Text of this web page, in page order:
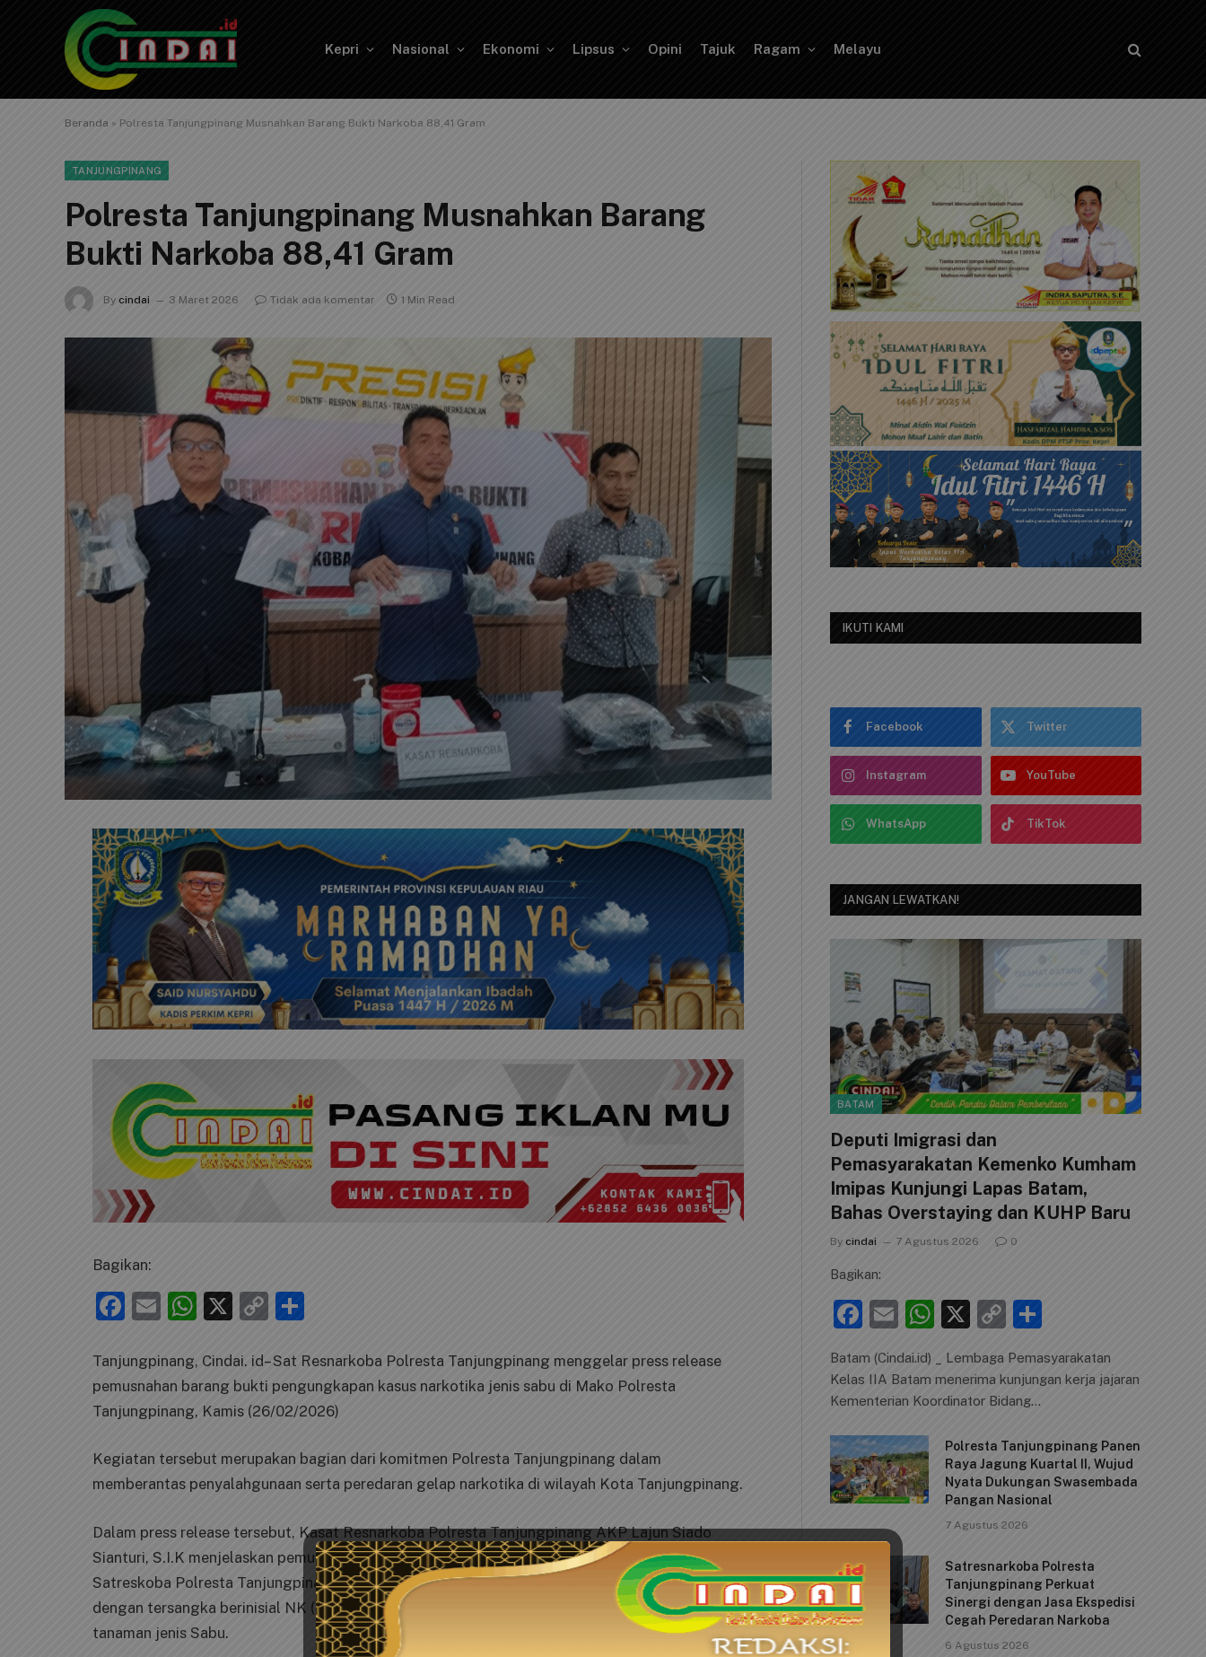
Kepri Nasional Ekonomi Lipsus Opini Tajuk Ragam Melayu
Beranda » Polresta Tanjungpinang Musnahkan Barang Bukti Narkoba 88,41 Gram
TANJUNGPINANG
Polresta Tanjungpinang Musnahkan Barang
Bukti Narkoba 88,41 Gram
By cindai 3 Maret 2026 Tidak ada komentar 1 Min Read
Bagikan:
Facebook
EmailWhatsApp
X
Copy
Tanjungpinang, Cindai. id– Sat Resnarkoba Polresta Tanjungpinang menggelar press release
pemusnahan barang bukti pengungkapan kasus narkotika jenis sabu di Mako Polresta
Tanjungpinang, Kamis (26/02/2026)
Kegiatan tersebut merupakan bagian dari komitmen Polresta Tanjungpinang dalam
memberantas penyalahgunaan serta peredaran gelap narkotika di wilayah Kota Tanjungpinang.
Dalam press release tersebut, Kasat Resnarkoba Polresta Tanjungpinang AKP Lajun Siado
Sianturi, S.I.K menjelaskan pemusnahan barang bukti narkotika yang berhasil diungkap jajaran
Satreskoba Polresta Tanjungpinang merupakan pengungkapan kasus di bulan November
dengan tersangka berinisial NK (32 Th) dengan barang bukti narkotika golongan I bukan
tanaman jenis Sabu.
IKUTI KAMI
Facebook Twitter
Instagram YouTube
WhatsApp TikTok
JANGAN LEWATKAN!
BATAM
Deputi Imigrasi dan
Pemasyarakatan Kemenko Kumham
Imipas Kunjungi Lapas Batam,
Bahas Overstaying dan KUHP Baru
By cindai 7 Agustus 2026 0
Bagikan:
F
c
e
b
o
o
k
E
ai
l
W
at
s
p
p
X
C
p
y
n
k
ar
Batam (Cindai.id) _ Lembaga Pemasyarakatan
Kelas IIA Batam menerima kunjungan kerja jajaran
Kementerian Koordinator Bidang…
Polresta Tanjungpinang Panen
Raya Jagung Kuartal II, Wujud
Nyata Dukungan Swasembada
Pangan Nasional
7 Agustus 2026
Satresnarkoba Polresta
Tanjungpinang Perkuat
Sinergi dengan Jasa Ekspedisi
Cegah Peredaran Narkoba
6 Agustus 2026